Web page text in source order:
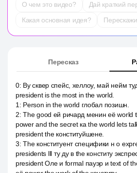
О чем это видео?
Дай краткий
Какая основная идея?
Пересказ
0: By сквер спейс, хеллоу, май нейм
president is the most in the world.
1 : Person in the world глобал позишн.
2:The good ей ричард менин её world
power and the secret ка the world lets
president the конституйшене.
3:The конституент специфики н о
presidents lll ту ду в the конститу
president Оле и formal пауэр и text of